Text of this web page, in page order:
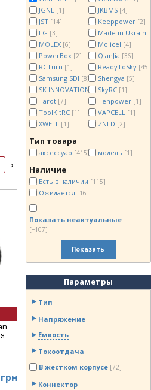
›
JGNE [1] JKBMS [4]
JST [14] Keeppower [2]
LG [3]
Made in
MOLEX [6] Molicel [4]
PowerBox [2] QianJia [36]
RCTurn [1] ReadyToSky [45]
Samsung SDI [8] Shengya [5]
SK INNOVATION [1]SkyRC [1]
Tarot [7] Tenpower [1]
ToolKitRC [1] VAPCELL [1]
XWELL [1] ZNLD [2]
Тип товара
аксессуар [415] модель [1]
Наличие
Есть в наличии [115]
Ожидается [16]
Показать неактуальные
[+107]
Показать
Параметры
Тип
Напряжение
Емкость
Токоотдача
В жестком корпусе [72]
Коннектор